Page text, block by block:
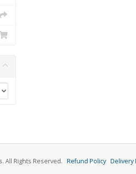
All Rights Reserved. Refund Policy Delivery